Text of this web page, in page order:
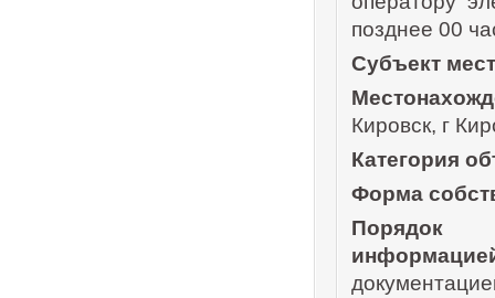
позднее 00
Субъект
Кировск, г
Категория
Форма
Порядок